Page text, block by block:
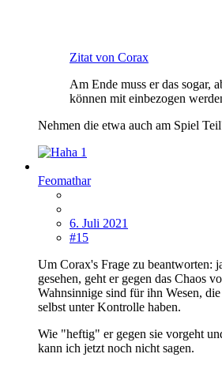
Zitat von Corax
Am Ende muss er das sogar,
können mit einbezogen
Nehmen die etwa auch am Spiel
1
Feomathar
6. Juli 2021
#15
Um Corax's Frage zu beantworten:
gesehen, geht er gegen das Chaos
Wahnsinnige sind für ihn Wesen,
selbst unter Kontrolle haben.
Wie "heftig" er gegen sie vorgeht
kann ich jetzt noch nicht sagen.